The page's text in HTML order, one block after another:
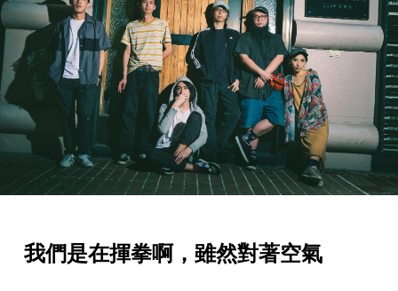
我們是在揮拳啊，雖然對著空氣